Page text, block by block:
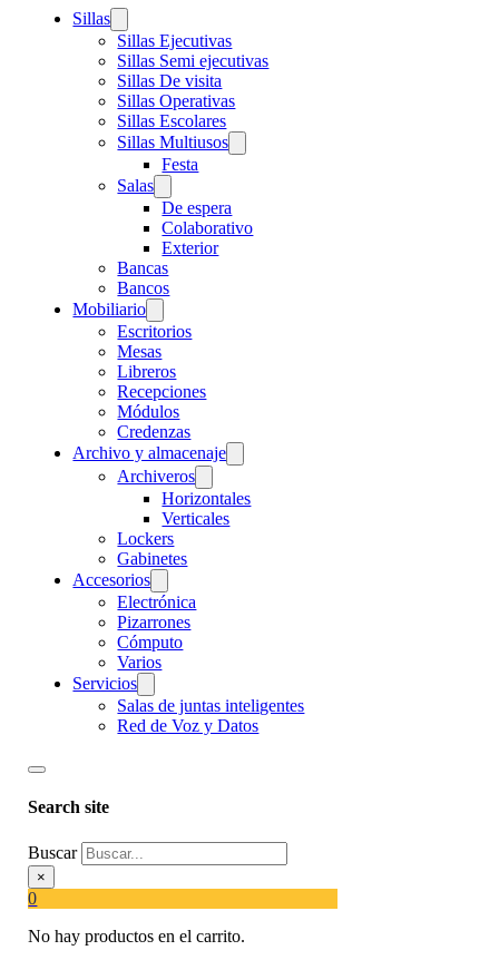
Sillas
Sillas Ejecutivas
Sillas Semi ejecutivas
Sillas De visita
Sillas Operativas
Sillas Escolares
Sillas Multiusos
Festa
Salas
De espera
Colaborativo
Exterior
Bancas
Bancos
Mobiliario
Escritorios
Mesas
Libreros
Recepciones
Módulos
Credenzas
Archivo y almacenaje
Archiveros
Horizontales
Verticales
Lockers
Gabinetes
Accesorios
Electrónica
Pizarrones
Cómputo
Varios
Servicios
Salas de juntas inteligentes
Red de Voz y Datos
Search site
Buscar
×
0
No hay productos en el carrito.